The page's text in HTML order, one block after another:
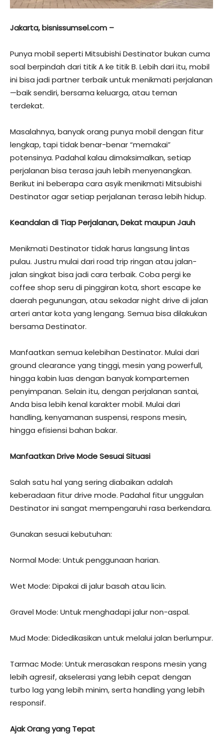
Jakarta, bisnissumsel.com –
Punya mobil seperti Mitsubishi Destinator bukan cuma
soal berpindah dari titik A ke titik B. Lebih dari itu, mobil
ini bisa jadi partner terbaik untuk menikmati perjalanan
—baik sendiri, bersama keluarga, atau teman
terdekat.
Masalahnya, banyak orang punya mobil dengan fitur
lengkap, tapi tidak benar-benar “memakai”
potensinya. Padahal kalau dimaksimalkan, setiap
perjalanan bisa terasa jauh lebih menyenangkan.
Berikut ini beberapa cara asyik menikmati Mitsubishi
Destinator agar setiap perjalanan terasa lebih hidup.
Keandalan di Tiap Perjalanan, Dekat maupun Jauh
Menikmati Destinator tidak harus langsung lintas
pulau. Justru mulai dari road trip ringan atau jalan-
jalan singkat bisa jadi cara terbaik. Coba pergi ke
coffee shop seru di pinggiran kota, short escape ke
daerah pegunungan, atau sekadar night drive di jalan
arteri antar kota yang lengang. Semua bisa dilakukan
bersama Destinator.
Manfaatkan semua kelebihan Destinator. Mulai dari
ground clearance yang tinggi, mesin yang powerfull,
hingga kabin luas dengan banyak kompartemen
penyimpanan. Selain itu, dengan perjalanan santai,
Anda bisa lebih kenal karakter mobil. Mulai dari
handling, kenyamanan suspensi, respons mesin,
hingga efisiensi bahan bakar.
Manfaatkan Drive Mode Sesuai Situasi
Salah satu hal yang sering diabaikan adalah
keberadaan fitur drive mode. Padahal fitur unggulan
Destinator ini sangat mempengaruhi rasa berkendara.
Gunakan sesuai kebutuhan:
Normal Mode: Untuk penggunaan harian.
Wet Mode: Dipakai di jalur basah atau licin.
Gravel Mode: Untuk menghadapi jalur non-aspal.
Mud Mode: Didedikasikan untuk melalui jalan berlumpur.
Tarmac Mode: Untuk merasakan respons mesin yang
lebih agresif, akselerasi yang lebih cepat dengan
turbo lag yang lebih minim, serta handling yang lebih
responsif.
Ajak Orang yang Tepat